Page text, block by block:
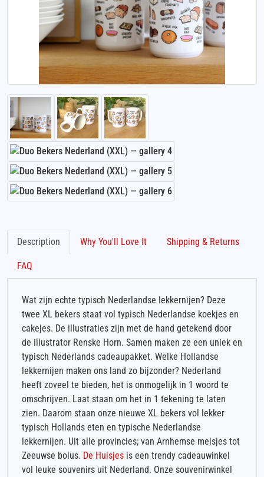
Description Why You'll Love It Shipping & Returns
FAQ
Wat zijn echte typisch Nederlandse lekkernijen? Deze
twee XL bekers staat vol typisch Nederlandse koekjes en
cakejes. De illustraties zijn met de hand getekend door
de illustrator Renske Horn. Samen maken ze een uniek en
typisch Nederlands cadeaupakket. Welke Hollandse
lekkernijen maken ons land zo bijzonder? Nederland
heeft zoveel te bieden, het is onmogelijk in 1 woord te
omschrijven. Laat staan om het in 1 tekening te laten
zien. Daarom staan onze nieuwe XL bekers vol lekker
typisch Hollands eten en typische Nederlandse
lekkernijen. Uit alle provincies; van Arnhemse meisjes tot
Zeeuwse bolus. De Huisjes is een trendy cadeauwinkel
vol leuke souvenirs uit Nederland. Onze souvenirwinkel